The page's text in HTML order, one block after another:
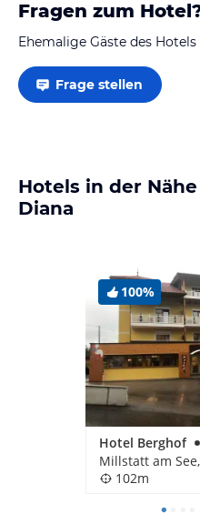
Fragen zum
Ehemalige Gäste des
Frage stellen
Hotels in der
Diana
100%
Hotel Berghof
Millstatt am
102m